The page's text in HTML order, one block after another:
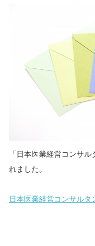
「日本医業経営コンサ
れました。
日本医業経営コンサルタ